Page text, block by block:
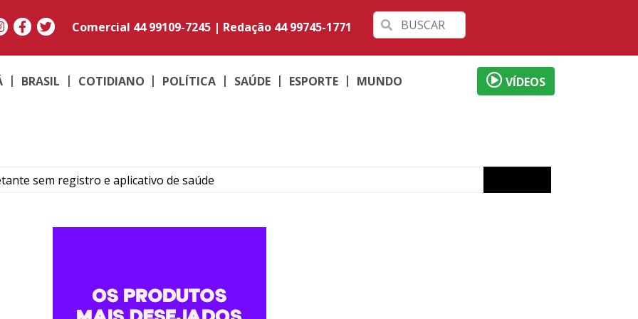
Comercial 44 99109-7245 | Redação 44 99745-1771
BRASIL COTIDIANO POLÍTICA SAÚDE ESPORTE MUNDO VÍDEOS
sem registro e aplicativo de saúde
Futsal tem confronto direto contra o Castro na Série Bronze